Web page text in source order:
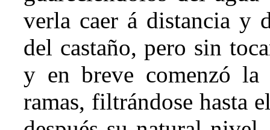
verla caer á distancia y
del castaño, pero sin
y en breve comenzóla
ramas, filtrándose hasta